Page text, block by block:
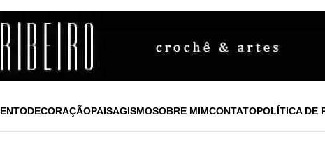
DECORAÇÃOPAISAGISMOSOBRE MIMCONTATOPOLÍTICA DE